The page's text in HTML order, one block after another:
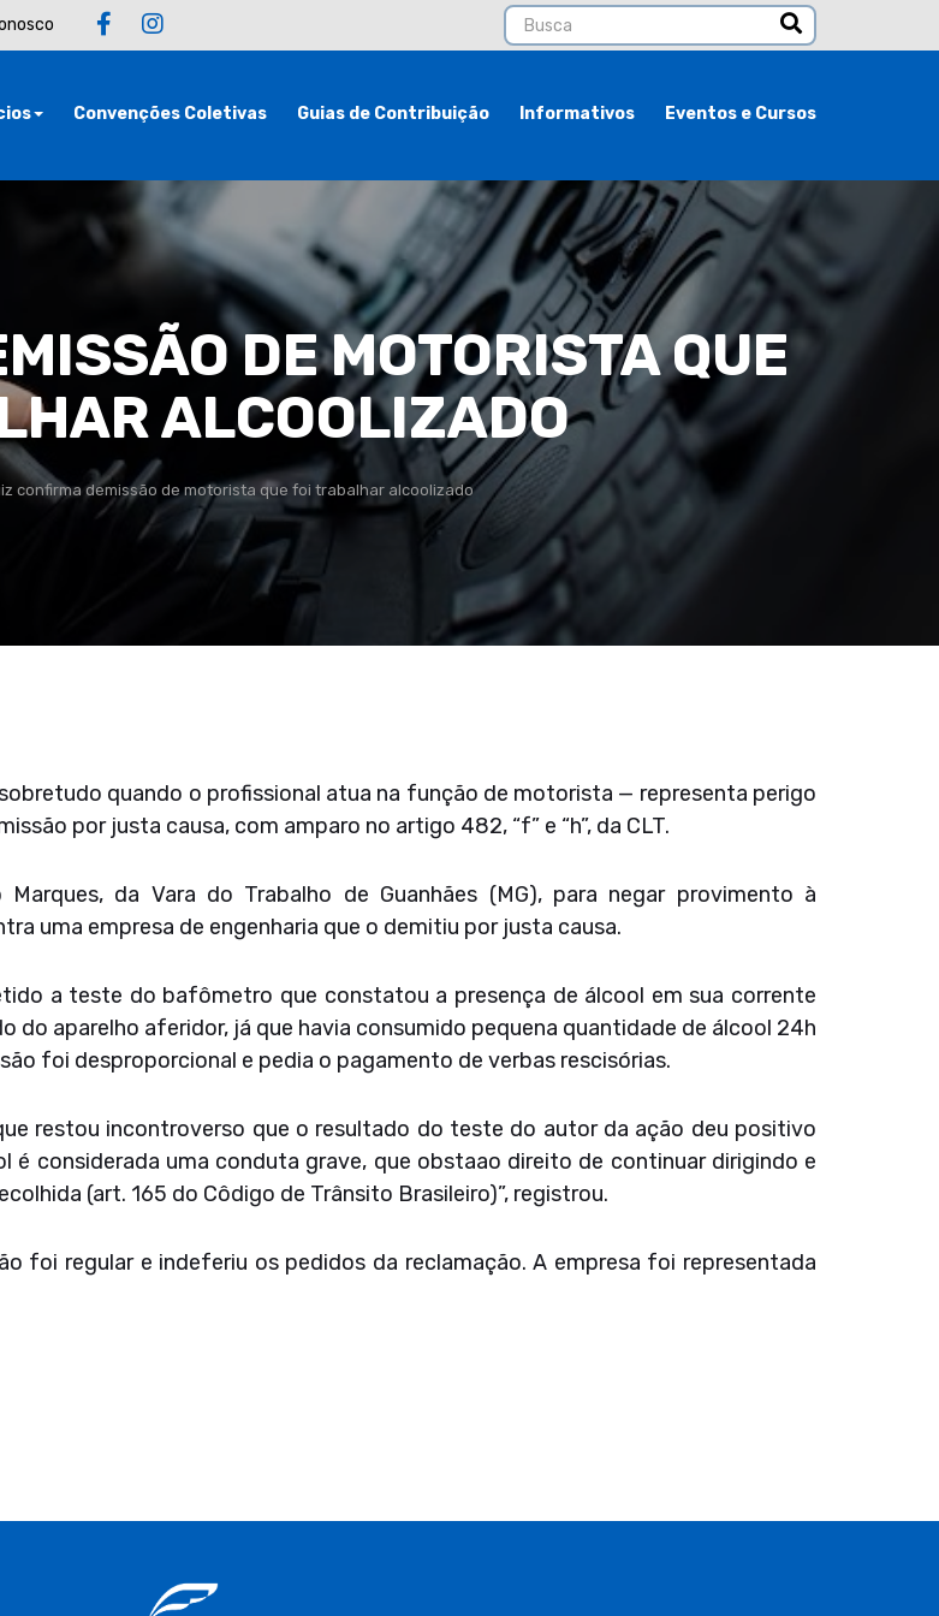
Convenções Coletivas Guias de Contribuição Informativos Eventos e Cursos
DE MOTORISTA QUE
ALCOOLIZADO
confirma demissão de motorista que foi trabalhar alcoolizado
quando o profissional atua na função de motorista — representa perigo
por justa causa, com amparo no artigo 482, “f” e “h”, da CLT.
da Vara do Trabalho de Guanhães (MG), para negar provimento à
uma empresa de engenharia que o demitiu por justa causa.
a teste do bafômetro que constatou a presença de álcool em sua corrente
do aparelho aferidor, já que havia consumido pequena quantidade de álcool 24h
foi desproporcional e pedia o pagamento de verbas rescisórias.
restou incontroverso que o resultado do teste do autor da ação deu positivo
é considerada uma conduta grave, que obstaao direito de continuar dirigindo e
(art. 165 do Côdigo de Trânsito Brasileiro)”, registrou.
foi regular e indeferiu os pedidos da reclamação. A empresa foi representada